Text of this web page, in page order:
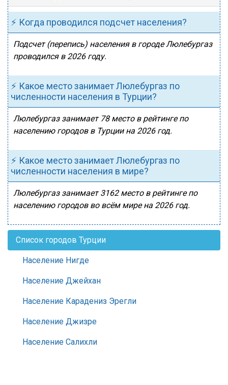
⚡ Когда проводился подсчет населения?
Подсчет (перепись) населения в городе Люлебургаз
проводился в 2026 году.
⚡ Какое место занимает Люлебургаз по
численности населения в Турции?
Люлебургаз занимает 78 место в рейтинге по
населению городов в Турции на 2026 год.
⚡ Какое место занимает Люлебургаз по
численности населения в мире?
Люлебургаз занимает 3162 место в рейтинге по
населению городов во всём мире на 2026 год.
Список городов Турции
Население Нигде
Население Джейхан
Население Карадениз Эрегли
Население Джизре
Население Салихли